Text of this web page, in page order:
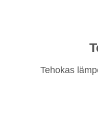
Tehokas